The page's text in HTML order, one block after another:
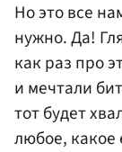
Но это все
нужно. Да!
как раз про
и мечтали
тот будет
любое, какое